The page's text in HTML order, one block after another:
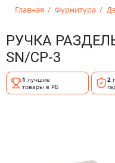
Главная Фурнитура
РУЧКА
SN/CP-3
1 лучшие
товары в РБ
2